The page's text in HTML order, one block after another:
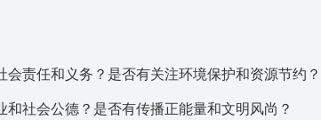
责任和义务？是否有关注环境保护和资源节约？
社会公德？是否有传播正能量和文明风尚？